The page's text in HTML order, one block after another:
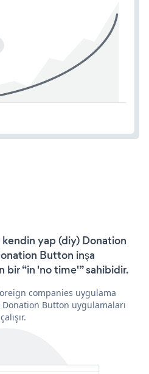
yap (diy) Donation
Button inşa
“in 'no time'” sahibidir.
companies uygulama
Button uygulamaları